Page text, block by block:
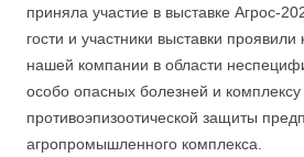
приняла участие в выставке Агрос-
гости и участники выставки
нашей компании в области
особо опасных болезней и
противоэпизоотической защиты
агропромышленного комплекса.